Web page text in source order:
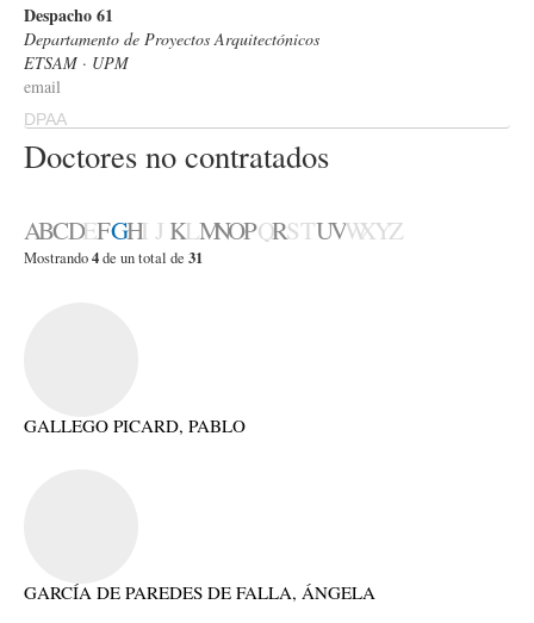
Despacho 61
Departamento de Proyectos Arquitectónicos
ETSAM · UPM
email
DPAA
Doctores no contratados
ABCDEFGHI J KLMNOPQRSTUVWXYZ
Mostrando4de un total de 31
GALLEGO PICARD, PABLO
GARCÍA DE PAREDES DE FALLA, ÁNGELA